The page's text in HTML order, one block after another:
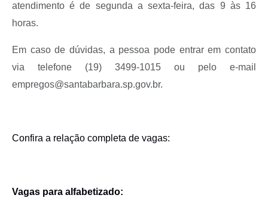
Contato
atendimento é de segunda a sexta-feira, das 9 às 16
horas.
Em caso de dúvidas, a pessoa pode entrar em contato
via telefone (19) 3499-1015 ou pelo e-mail
empregos@santabarbara.sp.gov.br.
Confira a relação completa de vagas:
Vagas para alfabetizado: